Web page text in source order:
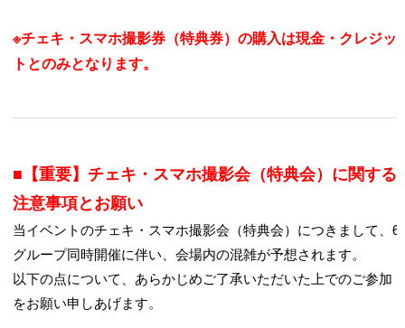
※チェキ・スマホ撮影券（特典券）の購入は現金・クレジッ
トとのみとなります。
■【重要】チェキ・スマホ撮影会（特典会）に関する
注意事項とお願い
当イベントのチェキ・スマホ撮影会（特典会）につきまして、6
グループ同時開催に伴い、会場内の混雑が予想されます。
以下の点について、あらかじめご了承いただいた上でのご参加
をお願い申しあげます。